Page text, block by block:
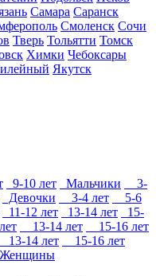
Самара Саранск
Смоленск Сочи
Тверь Тольятти Томск
Химки Чебоксары
Якутск
9-10 лет Мальчики
3-
Девочки 3-4 лет
5-6
11-12 лет 13-14 лет
15-
13-14 лет
15-16 лет
13-14 лет
15-16 лет
Женщины